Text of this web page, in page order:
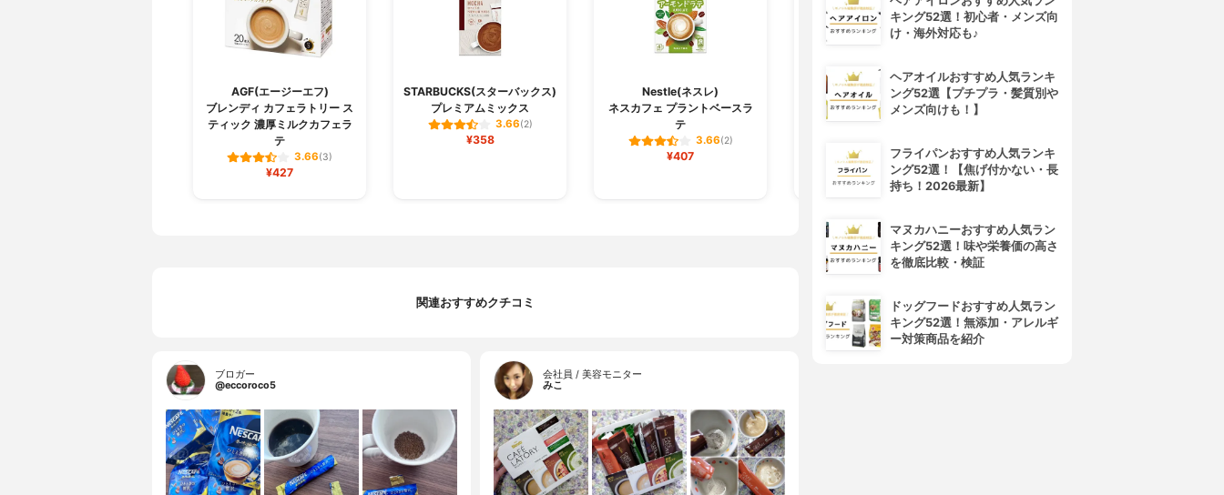
AGF(エージーエフ)
ブレンディ カフェラトリー ス
ティック 濃厚ミルクカフェラ
テ
3.66(3)
¥427
STARBUCKS(スターバックス)
プレミアムミックス
3.66(2)
¥358
Nestle(ネスレ)
ネスカフェ プラントベースラ
テ
3.66(2)
¥407
KEY COFFEE(キーコーヒー)
トアルコ トラジャ スティック
山本珈琲館
関連おすすめクチコミ
ブロガー
@eccoroco5
会社員 / 美容モニター
みこ
キング52選！初心者・メンズ向
け・海外対応も♪
ヘアオイルおすすめ人気ランキ
ング52選【プチプラ・髪質別や
メンズ向けも！】
フライパンおすすめ人気ランキ
ング52選！【焦げ付かない・長
持ち！2026最新】
マヌカハニーおすすめ人気ラン
キング52選！味や栄養価の高さ
を徹底比較・検証
ドッグフードおすすめ人気ラン
キング52選！無添加・アレルギ
ー対策商品を紹介